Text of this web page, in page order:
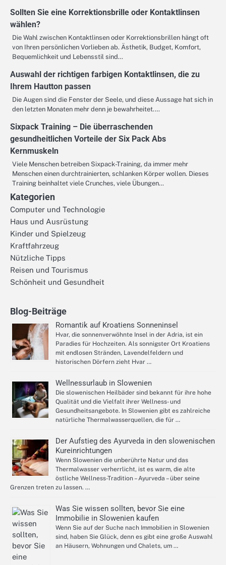
Sollten Sie eine Korrektionsbrille oder Kontaktlinsen
wählen?
Die Wahl zwischen Kontaktlinsen oder Korrektionsbrillen hängt oft
von Ihren persönlichen Vorlieben ab. Ästhetik, Budget, Komfort,
Bequemlichkeit und Lebensstil sind…
Auswahl der richtigen farbigen Kontaktlinsen, die zu
Ihrem Hautton passen
Die Augen sind die Fenster der Seele, und diese Aussage hat sich in
den letzten Monaten mehr denn je bewahrheitet.…
Sixpack Training – Die überraschenden
gesundheitlichen Vorteile der Six Pack Abs
Kernmuskeln
Viele Menschen betreiben Sixpack-Training, da immer mehr
Menschen einen durchtrainierten, schlanken Körper wollen. Dieses
Training beinhaltet viele Crunches, viele Übungen…
Kategorien
Computer und Technologie
Haus und Ausrüstung
Kinder und Spielzeug
Kraftfahrzeug
Nützliche Tipps
Reisen und Tourismus
Schönheit und Gesundheit
Blog-Beiträge
Romantik auf Kroatiens Sonneninsel
Hvar, die sonnenverwöhnte Insel in der Adria, ist ein
Paradies für Hochzeiten. Als sonnigster Ort Kroatiens
mit endlosen Stränden, Lavendelfeldern und
historischen Dörfern zieht Hvar …
Wellnessurlaub in Slowenien
Die slowenischen Heilbäder sind bekannt für ihre hohe
Qualität und die Vielfalt ihrer Wellness- und
Gesundheitsangebote. In Slowenien gibt es zahlreiche
natürliche Thermalwasserquellen, die für …
Der Aufstieg des Ayurveda in den slowenischen
Kureinrichtungen
Wenn Slowenien die unberührte Natur und das
Thermalwasser verherrlicht, ist es warm, die alte
östliche Wellness-Tradition – Ayurveda – über seine
Grenzen treten zu lassen. …
Was Sie wissen sollten, bevor Sie eine
Immobilie in Slowenien kaufen
Wenn Sie auf der Suche nach Immobilien in Slowenien
sind, haben Sie Glück, denn es gibt eine große Auswahl
an Häusern, Wohnungen und Chalets, um …